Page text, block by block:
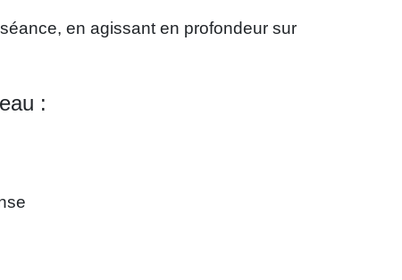
en agissant en profondeur sur
: